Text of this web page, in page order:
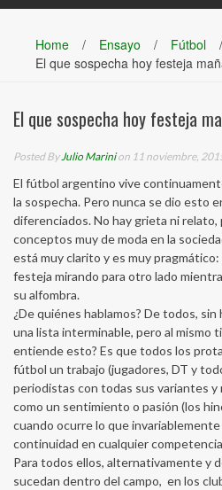
Home / Ensayo / Fútbol /
El que sospecha hoy festeja
El que sospecha hoy festeja
Posted ByJulio Marinion 11 noviembre,
El fútbol argentino vive
la sospecha. Pero nunca se dio esto
diferenciados. No hay grieta ni relato,
conceptos muy de moda en la
está muy clarito y es muy
festeja mirando para otro lado
su alfombra.
¿De quiénes hablamos? De todos,
una lista interminable, pero al mismo
entiende esto? Es que todos los
fútbol un trabajo (jugadores, DT y
periodistas con todas sus variantes y
como un sentimiento o pasión (los
cuando ocurre lo que
continuidad en cualquier
Para todos ellos, alternativamente y
sucedan dentro del campo, en los